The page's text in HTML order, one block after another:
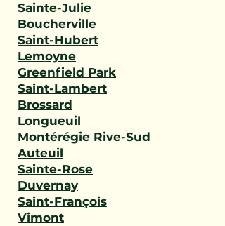
Sainte-Julie
Boucherville
Saint-Hubert
Lemoyne
Greenfield Park
Saint-Lambert
Brossard
Longueuil
Montérégie Rive-Sud
Auteuil
Sainte-Rose
Duvernay
Saint-François
Vimont